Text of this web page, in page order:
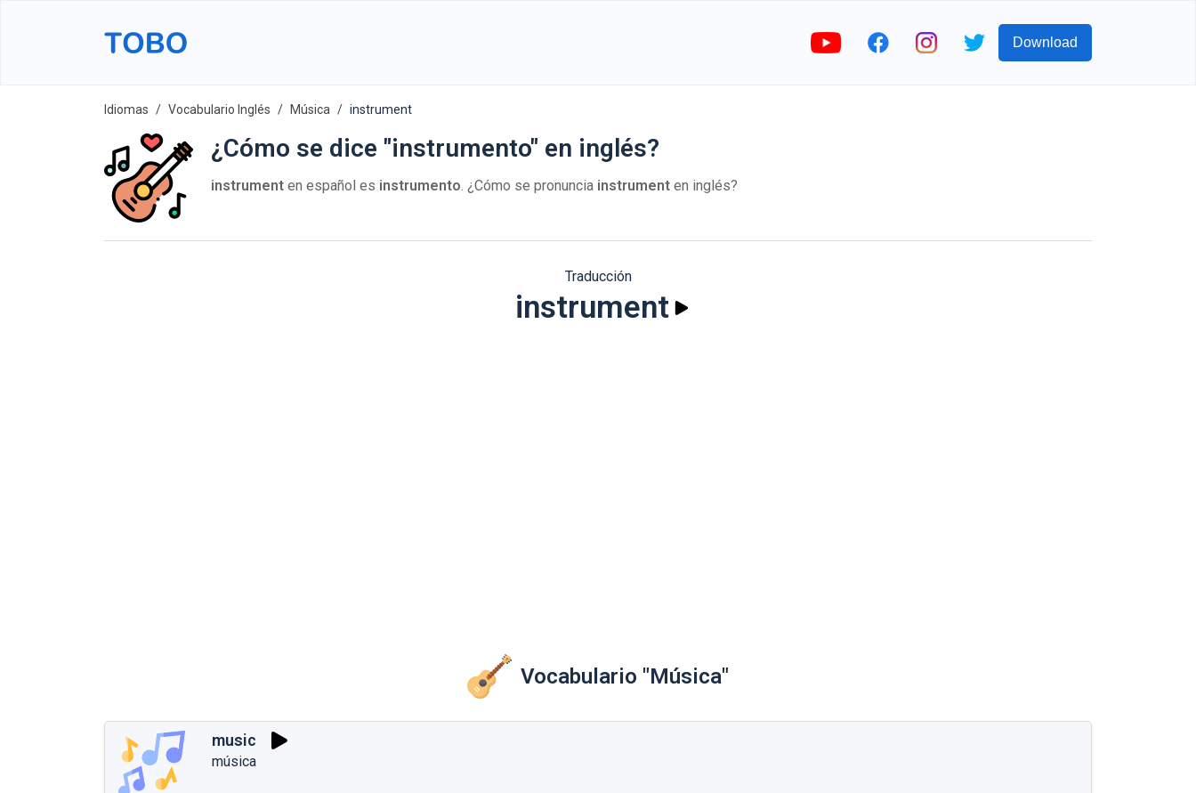
Download
Idiomas Vocabulario Inglés Música instrument
¿Cómo se dice "instrumento" en inglés?
instrument en español es instrumento. ¿Cómo se pronuncia instrument en inglés?
Traducción
instrument
Vocabulario "Música"
music
música